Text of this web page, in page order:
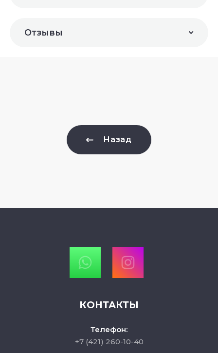
Отзывы
Назад
КОНТАКТЫ
Телефон:
+7 (421) 260-10-40